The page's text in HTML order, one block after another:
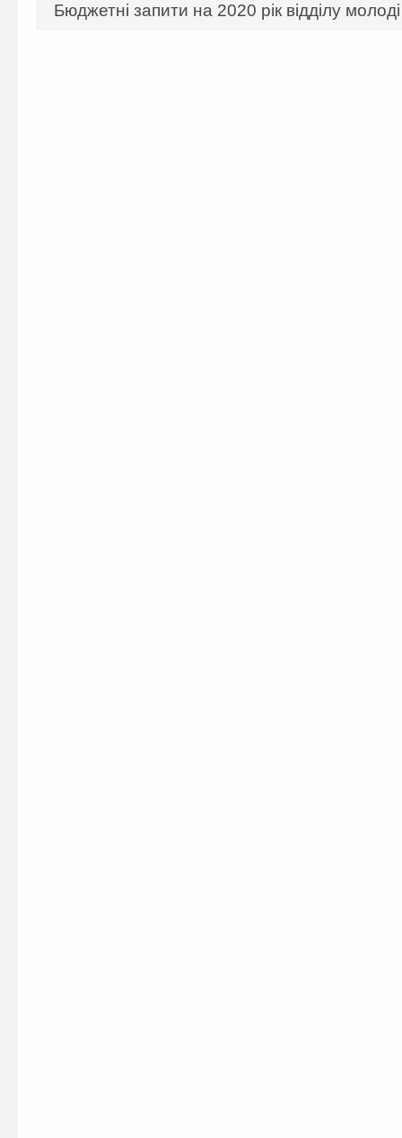
Бюджетні запити на 2020 рік відділу